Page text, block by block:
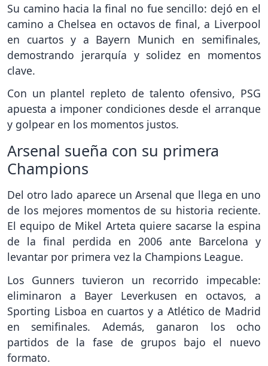
Su camino hacia la final no fue sencillo: dejó en el
camino a Chelsea en octavos de final, a Liverpool
en cuartos y a Bayern Munich en semifinales,
demostrando jerarquía y solidez en momentos
clave.
Con un plantel repleto de talento ofensivo, PSG
apuesta a imponer condiciones desde el arranque
y golpear en los momentos justos.
Arsenal sueña con su primera
Champions
Del otro lado aparece un Arsenal que llega en uno
de los mejores momentos de su historia reciente.
El equipo de Mikel Arteta quiere sacarse la espina
de la final perdida en 2006 ante Barcelona y
levantar por primera vez la Champions League.
Los Gunners tuvieron un recorrido impecable:
eliminaron a Bayer Leverkusen en octavos, a
Sporting Lisboa en cuartos y a Atlético de Madrid
en semifinales. Además, ganaron los ocho
partidos de la fase de grupos bajo el nuevo
formato.